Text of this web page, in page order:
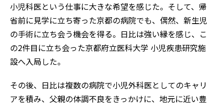
小児科医という仕事に大きな希望を感じた。そして、帰
省前に見学に立ち寄った京都の病院でも、偶然、新生児
の手術に立ち会う機会を得る。日比は強い縁を感じ、こ
の2件目に立ち会った京都府立医科大学 小児疾患研究施
設へ入局した。
その後、日比は複数の病院で小児外科医としてのキャリ
アを積み、父親の体調不良をきっかけに、地元に近い豊